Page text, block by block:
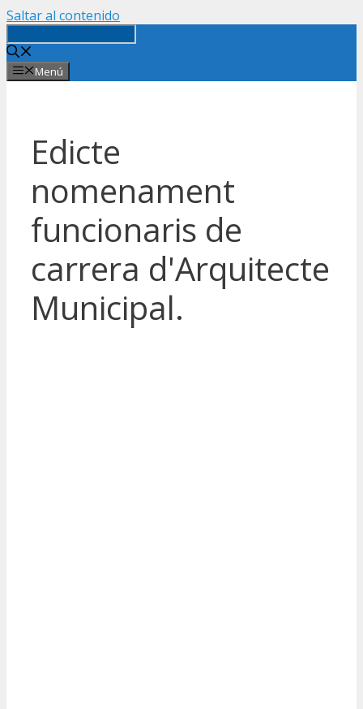
Saltar al contenido
Menú
Edicte
nomenament
funcionaris de
carrera d'Arquitecte
Municipal.